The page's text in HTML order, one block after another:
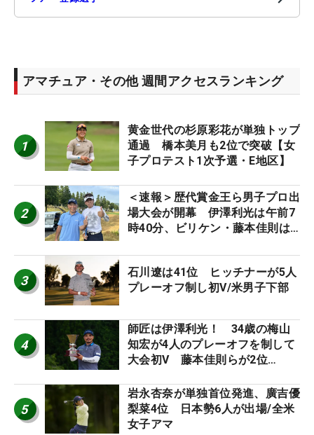
アマチュア・その他 週間アクセスランキング
1
黄金世代の杉原彩花が単独トップ
通過 橋本美月も2位で突破【女
子プロテスト1次予選・E地区】
2
＜速報＞歴代賞金王ら男子プロ出
場大会が開幕 伊澤利光は午前7
時40分、ビリケン・藤本佳則は
STAGE JOYX OPEN】
3
石川遼は41位 ヒッチナーが5人
プレーオフ制し初V/米男子下部
4
師匠は伊澤利光！ 34歳の梅山
知宏が4人のプレーオフを制して
大会初V 藤本佳則らが2位
5
岩永杏奈が単独首位発進、廣吉優
梨菜4位 日本勢6人が出場/全米
女子アマ